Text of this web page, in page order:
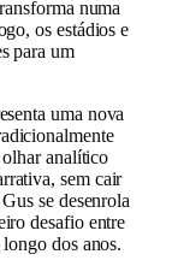
numa
os estádios e
para um
uma nova
analítico
sem cair
se desenrola
desafio entre
dos anos.